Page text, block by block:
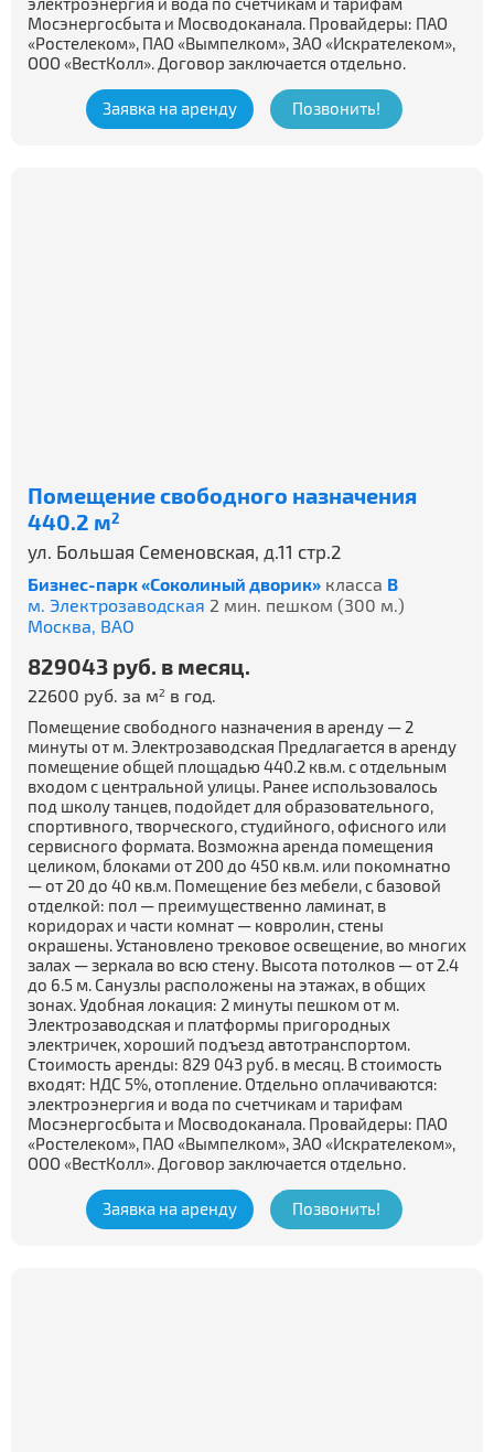
Мосэнергосбыта и Мосводоканала. Провайдеры: ПАО
«Ростелеком», ПАО «Вымпелком», ЗАО «Искрателеком»,
ООО «ВестКолл». Договор заключается отдельно.
Заявка на аренду Позвонить!
Помещение свободного назначения
440.2 м2
ул. Большая Семеновская, д.11 стр.2
Бизнес-парк «Соколиный дворик» класса B
м. Электрозаводская 2 мин. пешком (300 м.)
Москва, ВАО
829043 руб. в месяц.
22600 руб. за м2 в год.
Помещение свободного назначения в аренду — 2
минуты от м. Электрозаводская Предлагается в аренду
помещение общей площадью 440.2 кв.м. с отдельным
входом с центральной улицы. Ранее использовалось
под школу танцев, подойдет для образовательного,
спортивного, творческого, студийного, офисного или
сервисного формата. Возможна аренда помещения
целиком, блоками от 200 до 450 кв.м. или покомнатно
— от 20 до 40 кв.м. Помещение без мебели, с базовой
отделкой: пол — преимущественно ламинат, в
коридорах и части комнат — ковролин, стены
окрашены. Установлено трековое освещение, во многих
залах — зеркала во всю стену. Высота потолков — от 2.4
до 6.5 м. Санузлы расположены на этажах, в общих
зонах. Удобная локация: 2 минуты пешком от м.
Электрозаводская и платформы пригородных
электричек, хороший подъезд автотранспортом.
Стоимость аренды: 829 043 руб. в месяц. В стоимость
входят: НДС 5%, отопление. Отдельно оплачиваются:
электроэнергия и вода по счетчикам и тарифам
Мосэнергосбыта и Мосводоканала. Провайдеры: ПАО
«Ростелеком», ПАО «Вымпелком», ЗАО «Искрателеком»,
ООО «ВестКолл». Договор заключается отдельно.
Заявка на аренду Позвонить!